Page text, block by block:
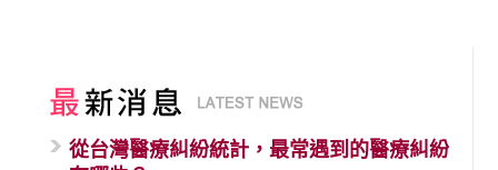
從台灣醫療糾紛統計，最常遇到的醫療糾紛